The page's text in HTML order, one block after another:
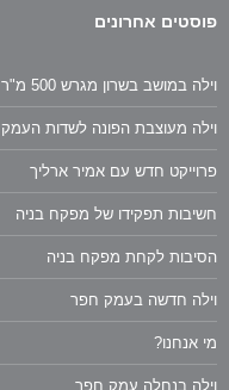
פוסטים אחרונים
וילה במושב בשרון מגרש 500 מ"ר
וילה מעוצבת הפונה לשדות העמק
פרוייקט חדש עם אמיר ארליך
חשיבות תפקידו של מפקח בניה
הסיבות לקחת מפקח בניה
וילה חדשה בעמק חפר
מי אנחנו?
וילה בנחלה עמק חפר